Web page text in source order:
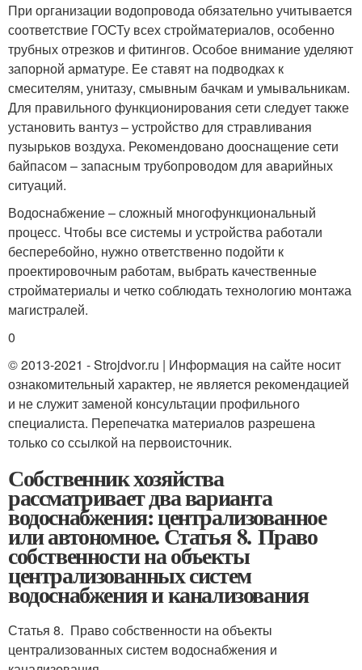
При организации водопровода обязательно учитывается
соответствие ГОСТу всех стройматериалов, особенно
трубных отрезков и фитингов. Особое внимание уделяют
запорной арматуре. Ее ставят на подводках к
смесителям, унитазу, смывным бачкам и умывальникам.
Для правильного функционирования сети следует также
установить вантуз – устройство для стравливания
пузырьков воздуха. Рекомендовано дооснащение сети
байпасом – запасным трубопроводом для аварийных
ситуаций.
Водоснабжение – сложный многофункциональный
процесс. Чтобы все системы и устройства работали
бесперебойно, нужно ответственно подойти к
проектировочным работам, выбрать качественные
стройматериалы и четко соблюдать технологию монтажа
магистралей.
0
© 2013-2021 - Strojdvor.ru | Информация на сайте носит
ознакомительный характер, не является рекомендацией
и не служит заменой консультации профильного
специалиста. Перепечатка материалов разрешена
только со ссылкой на первоисточник.
Собственник хозяйства
рассматривает два варианта
водоснабжения: централизованное
или автономное. Статья 8. Право
собственности на объекты
централизованных систем
водоснабжения и канализования
Статья 8. Право собственности на объекты
централизованных систем водоснабжения и